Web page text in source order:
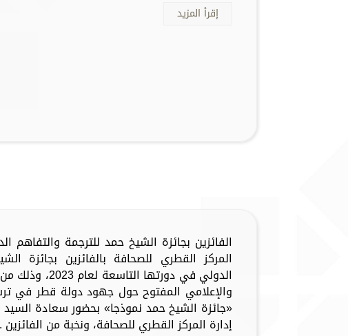
إقرأ المزيد
الفائزين بجائزة الشيخ حمد للترجمة والتفاهم
المركز القطري للصحافة بالفائزين بجائزة
الدولي في دورتها
والإعلامي المفتوح حول جهود دولة قطر في
«جائزة الشيخ حمد نموذجا» بحضور سعادة
إدارة المركز القطري للصحافة، ونخبة من الفائزين